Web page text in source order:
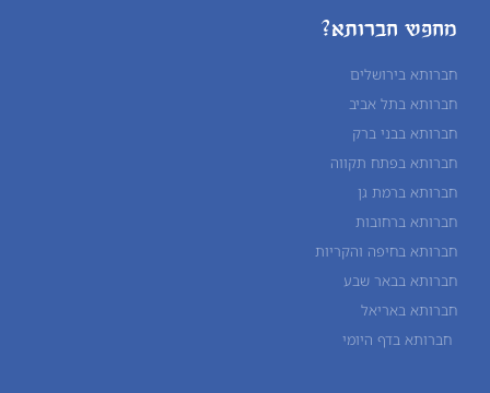
מחפש חברותא?
חברותא בירושלים
חברותא בתל אביב
חברותא בבני ברק
חברותא בפתח תקווה
חברותא ברמת גן
חברותא ברחובות
חברותא בחיפה והקריות
חברותא בבאר שבע
חברותא באריאל
חברותא בדף היומי